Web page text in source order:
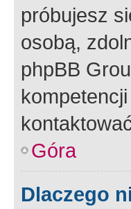
próbujesz
osobą,
phpBB
Góra
Dlaczego